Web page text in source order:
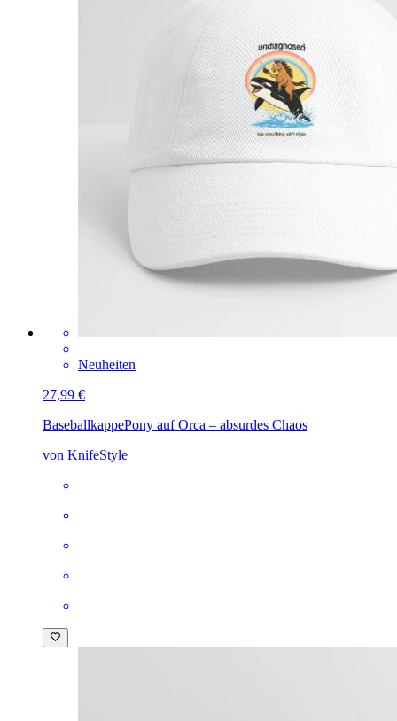
Neuheiten
27,99 €
BaseballkappePony auf Orca – absurdes Chaos
von KnifeStyle